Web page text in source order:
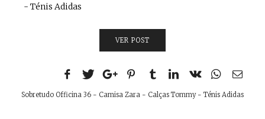
- Ténis Adidas
VER POST
Sobretudo Officina 36 - Camisa Zara - Calças Tommy - Ténis Adidas